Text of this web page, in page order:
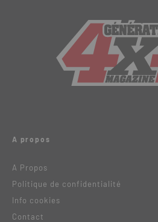
A propos
A Propos
Politique de confidentialité
Info cookies
Contact